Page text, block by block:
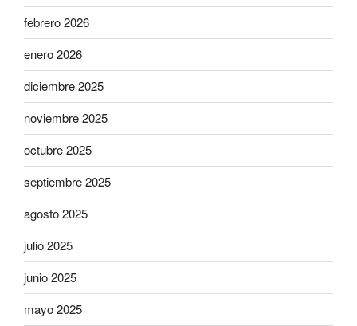
febrero 2026
enero 2026
diciembre 2025
noviembre 2025
octubre 2025
septiembre 2025
agosto 2025
julio 2025
junio 2025
mayo 2025